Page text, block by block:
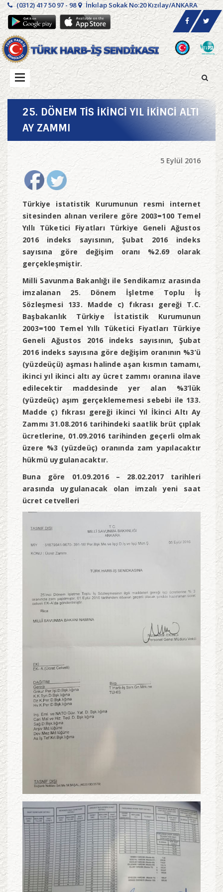
(0312) 417 50 97 - 98 İnkılap Sokak No:20 Kızılay/ANKARA
25. DÖNEM TİS İKİNCİ YIL İKİNCİ ALTI
AY ZAMMI
5 Eylül 2016
Türkiye istatistik Kurumunun resmi internet
sitesinden alınan verilere göre 2003=100 Temel
Yıllı Tüketici Fiyatları Türkiye Geneli Ağustos
2016 indeks sayısının, Şubat 2016 indeks
sayısına göre değişim oranı %2.69 olarak
gerçekleşmiştir.
Milli Savunma Bakanlığı ile Sendikamız arasında
imzalanan 25. Dönem İşletme Toplu İş
Sözleşmesi 133. Madde c) fıkrası gereği T.C.
Başbakanlık Türkiye İstatistik Kurumunun
2003=100 Temel Yıllı Tüketici Fiyatları Türkiye
Geneli Ağustos 2016 indeks sayısının, Şubat
2016 indeks sayısına göre değişim oranının %3’ü
(yüzdeüçü) aşması halinde aşan kısmın tamamı,
ikinci yıl ikinci altı ay ücret zammı oranına ilave
edilecektir maddesinde yer alan %3’lük
(yüzdeüç) aşım gerçeklememesi sebebi ile 133.
Madde ç) fıkrası gereği ikinci Yıl İkinci Altı Ay
Zammı 31.08.2016 tarihindeki saatlik brüt çıplak
ücretlerine, 01.09.2016 tarihinden geçerli olmak
üzere %3 (yüzdeüç) oranında zam yapılacaktır
hükmü uygulanacaktır.
Buna göre 01.09.2016 – 28.02.2017 tarihleri
arasında uygulanacak olan imzalı yeni saat
ücret cetvelleri